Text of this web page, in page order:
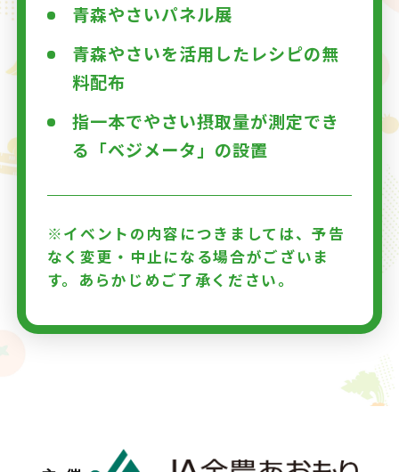
青森やさいパネル展
青森やさいを活用したレシピの無
料配布
指一本でやさい摂取量が測定でき
る 「ベジメータ」の設置
※イベントの内容につきましては、予告
なく変更・中止になる場合がございま
す。あらかじめご了承ください。